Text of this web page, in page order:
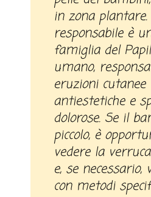
in zona
responsabile è
famiglia del
umano,
eruzioni cutanee
antiestetiche e
dolorose. Se il
piccolo, è
vedere la
e, se
con metodi